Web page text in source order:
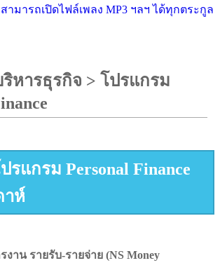
สามารถเปิดไฟล์เพลง MP3 ฯลฯ ได้ทุกตระกูล
หารธุรกิจ > โปรแกรม
รแกรม Personal Finance
าห์
าน รายรับ-รายจ่าย (NS Money